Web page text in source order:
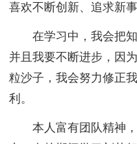
喜欢不断创新、追求新事
在学习中，我会把知
并且我要不断进步，因
粒沙子，我会努力修正
利。
本人富有团队精神，